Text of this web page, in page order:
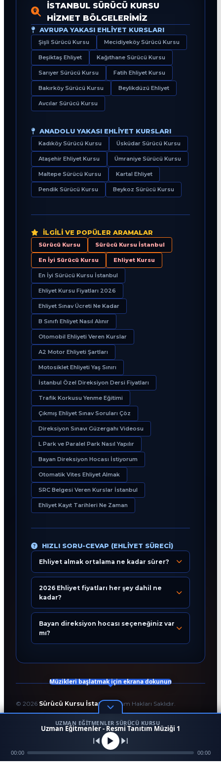
İSTANBUL SÜRÜCÜ KURSU
HIZMET BÖLGELERIMIZ
AVRUPA YAKASI EHLIYET KURSLARI
Şişli Sürücü Kursu Mecidiyeköy Sürücü Kursu
Beşiktaş Ehliyet Kağıthane Sürücü Kursu
Sarıyer Sürücü Kursu Fatih Ehliyet Kursu
Bakırköy Sürücü Kursu Beylikdüzü Ehliyet
Avcılar Sürücü Kursu
ANADOLU YAKASI EHLIYET KURSLARI
Kadıköy Sürücü Kursu Üsküdar Sürücü Kursu
Ataşehir Ehliyet Kursu Ümraniye Sürücü Kursu
Maltepe Sürücü Kursu Kartal Ehliyet
Pendik Sürücü Kursu Beykoz Sürücü Kursu
İLGILI VE POPÜLER ARAMALAR
Sürücü Kursu Sürücü Kursu İstanbul
En İyi Sürücü Kursu Ehliyet Kursu
En İyi Sürücü Kursu İstanbul
Ehliyet Kursu Fiyatları 2026
Ehliyet Sınav Ücreti Ne Kadar
B Sınıfı Ehliyet Nasıl Alınır
Otomobil Ehliyeti Veren Kurslar
A2 Motor Ehliyeti Şartları
Motosiklet Ehliyeti Yaş Sınırı
İstanbul Özel Direksiyon Dersi Fiyatları
Trafik Korkusu Yenme Eğitimi
Çıkmış Ehliyet Sınav Soruları Çöz
Direksiyon Sınavı Güzergahı Videosu
L Park ve Paralel Park Nasıl Yapılır
Bayan Direksiyon Hocası İstiyorum
Otomatik Vites Ehliyet Almak
SRC Belgesi Veren Kurslar İstanbul
Ehliyet Kayıt Tarihleri Ne Zaman
HIZLI SORU-CEVAP (EHLIYET SÜRECI)
Ehliyet almak ortalama ne kadar sürer?
2026 Ehliyet fiyatları her şey dahil ne
kadar?
Bayan direksiyon hocası seçeneğiniz var
mı?
© 2026 Sürücü Kursu İstanbul. Tüm Hakları Saklıdır.
T.C. Milli Eğitim Bakanlığı Onaylı Resmi Eğitim Kurumudur.
Kodlama ve Tasarım:Enver Çağlar
Eğitim Danışmanı
Bugün 12:00
Ara
1
Konum Mezun
Müzikleri başlatmak için ekrana dokunun
UZMAN EĞITMENLER SÜRÜCÜ KURSU
Uzman Eğitmenler - Resmi Tanıtım Müziği 1
00:00 00:00